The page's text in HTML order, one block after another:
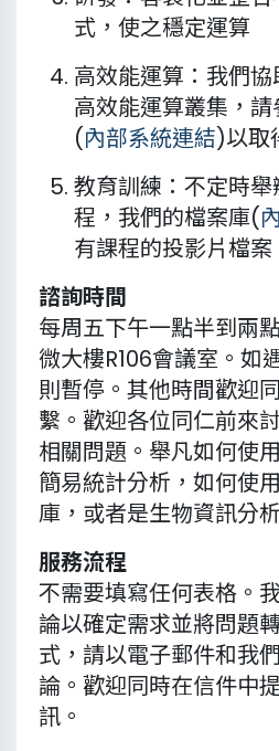
式，使之穩定運算
高效能運算：我們
高效能運算叢集，
(內部系統連結)以取
教育訓練：不定時
程，我們的檔案庫(
有課程的投影片檔案
諮詢時間
每周五下午一點半到兩
微大樓R106會議室。如
則暫停。其他時間歡迎
繫。歡迎各位同仁前來
相關問題。舉凡如何使
簡易統計分析，如何使
庫，或者是生物資訊分
服務流程
不需要填寫任何表格。
論以確定需求並將問題
式，請以電子郵件和我
論。歡迎同時在信件中
訊。